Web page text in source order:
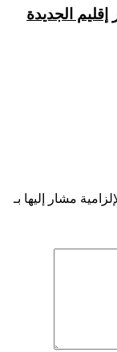
الجديدة
مشار إليها بـ